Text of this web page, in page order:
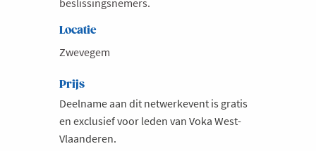
Locatie
Zwevegem
Prijs
Deelname aan dit netwerkevent is gratis
en exclusief voor leden van Voka West-
Vlaanderen.